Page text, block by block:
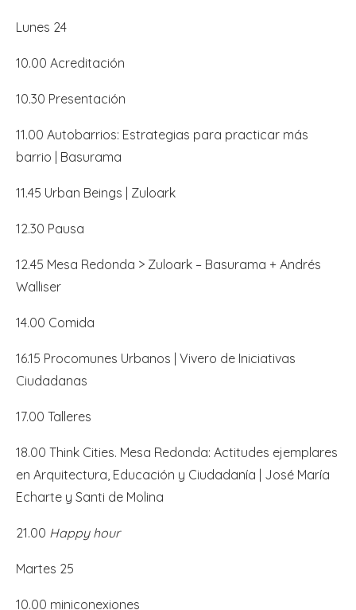
Lunes 24
10.00 Acreditación
10.30 Presentación
11.00 Autobarrios: Estrategias para practicar más
barrio | Basurama
11.45 Urban Beings | Zuloark
12.30 Pausa
12.45 Mesa Redonda > Zuloark – Basurama + Andrés
Walliser
14.00 Comida
16.15 Procomunes Urbanos | Vivero de Iniciativas
Ciudadanas
17.00 Talleres
18.00 Think Cities. Mesa Redonda: Actitudes ejemplares
en Arquitectura, Educación y Ciudadanía | José María
Echarte y Santi de Molina
21.00 Happy hour
Martes 25
10.00 miniconexiones